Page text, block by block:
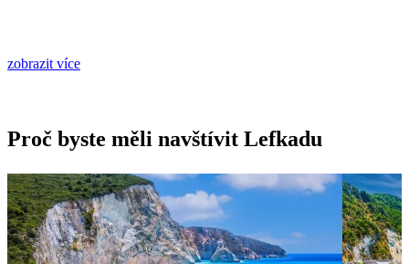
zobrazit více
Proč byste měli navštívit Lefkadu